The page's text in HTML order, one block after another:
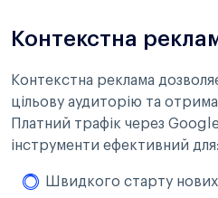
Контекстна
Контекстна реклама
цільову аудиторію та
Платний трафік через
інструменти ефективний для:
Швидкого старту нових